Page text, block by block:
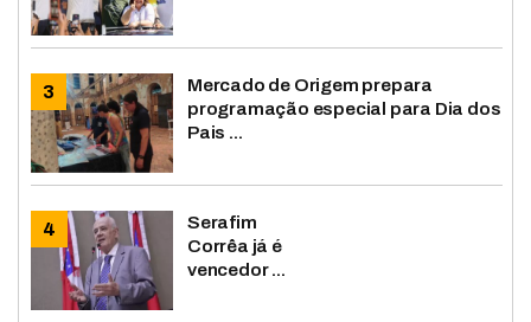
Mercado de Origem prepara
programação especial para Dia dos
Pais ...
Serafim
Corrêa já é
vencedor ...